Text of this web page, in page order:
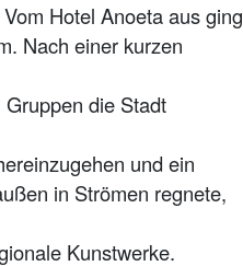
Hotel Anoeta aus ging
Nach einer kurzen
die Stadt
und ein
in Strömen regnete,
Kunstwerke.